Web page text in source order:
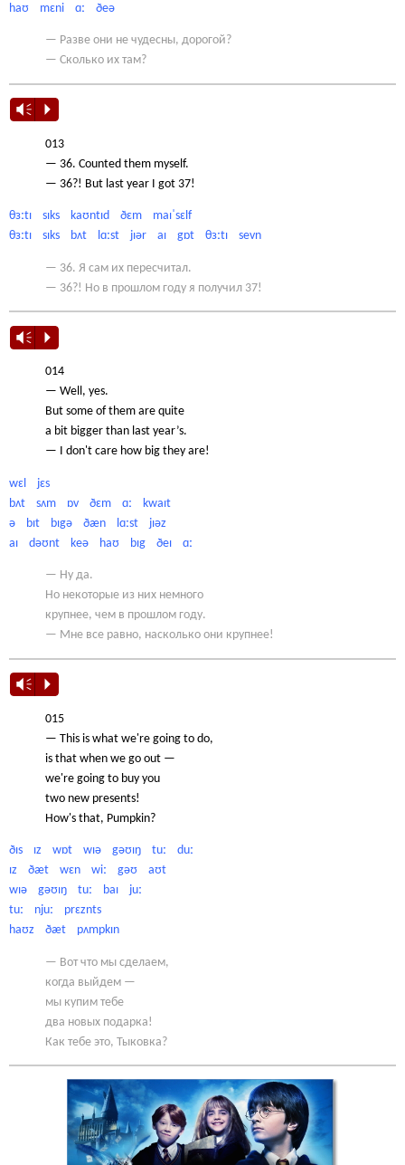
haʊ mɛni ɑː ðeə
— Разве они не чудесны, дорогой?
— Сколько их там?
Vm P
013
— 36. Counted them myself.
— 36?! But last year I got 37!
θɜːtɪ sɪks kaʊntɪd ðɛm maɪˈsɛlf
θɜːtɪ sɪks bʌt lɑːst jɪər aɪ gɒt θɜːtɪ sevn
— 36. Я сам их пересчитал.
— 36?! Но в прошлом году я получил 37!
Vm P
014
— Well, yes.
But some of them are quite
a bit bigger than last year’s.
— I don't care how big they are!
wɛl jɛs
bʌt sʌm ɒv ðɛm ɑː kwaɪt
ə bɪt bɪgə ðæn lɑːst jɪəz
aɪ dəʊnt keə haʊ bɪg ðeɪ ɑː
— Ну да.
Но некоторые из них немного
крупнее, чем в прошлом году.
— Мне все равно, насколько они крупнее!
Vm P
015
— This is what we're going to do,
is that when we go out —
we're going to buy you
two new presents!
How's that, Pumpkin?
ðɪs ɪz wɒt wɪə gəʊɪŋ tuː duː
ɪz ðæt wɛn wiː gəʊ aʊt
wɪə gəʊɪŋ tuː baɪ juː
tuː njuː prɛznts
haʊz ðæt pʌmpkɪn
— Вот что мы сделаем,
когда выйдем —
мы купим тебе
два новых подарка!
Как тебе это, Тыковка?